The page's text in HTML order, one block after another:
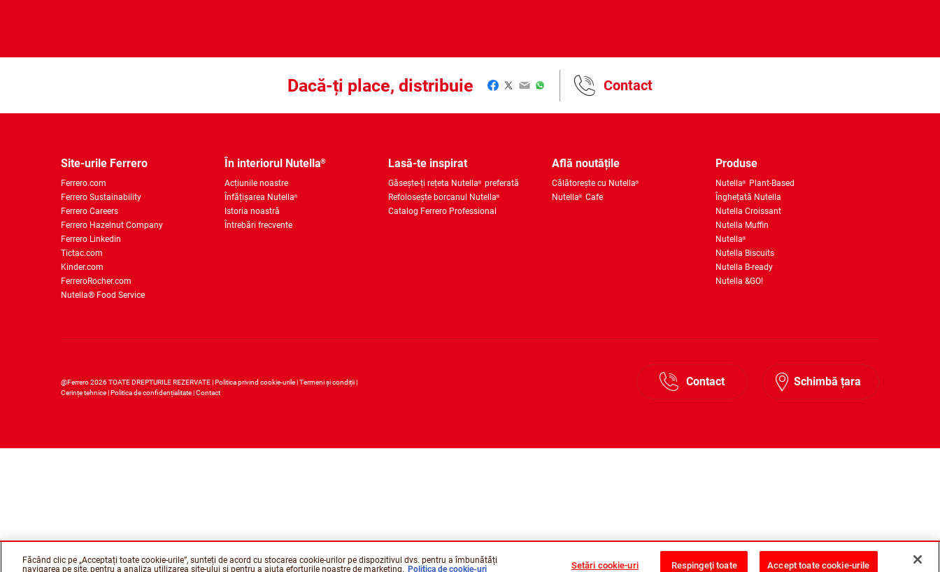
Dacă-ți place, distribuie Facebook
Twitter
EmailWhatsApp Contact
Site-urile Ferrero
Ferrero.com
Ferrero Sustainability
Ferrero Careers
Ferrero Hazelnut Company
Ferrero Linkedin
Tictac.com
Kinder.com
FerreroRocher.com
Nutella® Food Service
În interiorul Nutella®
Acțiunile noastre
Înfățișarea Nutella®
Istoria noastră
Întrebări frecvente
Lasă-te inspirat
Găsește-ți rețeta Nutella® preferată
Refolosește borcanul Nutella®
Catalog Ferrero Professional
Află noutățile
Călătorește cu Nutella®
Nutella® Cafe
Produse
Nutella®
Plant-Based
Înghețată Nutella
Nutella Croissant
Nutella Muffin
Nutella®
Nutella Biscuits
Nutella B-ready
Nutella &GO!
Contact Schimbă țara
@Ferrero 2026 TOATE DREPTURILE REZERVATE Politica privind cookie-urile Termeni și condiții
Cerințe tehnice Politica de confidențialitate Contact
Făcând clic pe „Acceptați toate cookie-urile”, sunteți de acord cu stocarea cookie-urilor pe dispozitivul dvs. pentru a îmbunătăți
navigarea pe site, pentru a analiza utilizarea site-ului și pentru a ajuta eforturile noastre de marketing. Politica de cookie-uri Setări cookie-uri Respingeți toate Accept toate cookie-urile